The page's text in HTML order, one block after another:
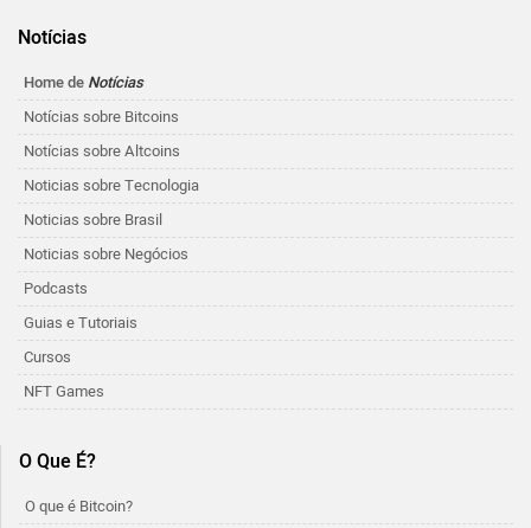
Notícias
Home de Notícias
Notícias sobre Bitcoins
Notícias sobre Altcoins
Noticias sobre Tecnologia
Noticias sobre Brasil
Noticias sobre Negócios
Podcasts
Guias e Tutoriais
Cursos
NFT Games
O Que É?
O que é Bitcoin?